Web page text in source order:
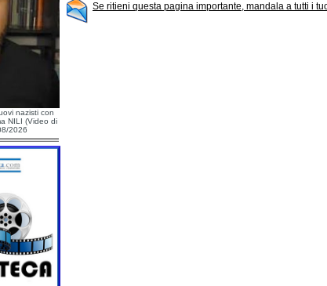
nazisti con
NILI (Video di
2026
Se ritieni questa pagina importante, mandala a tutti i